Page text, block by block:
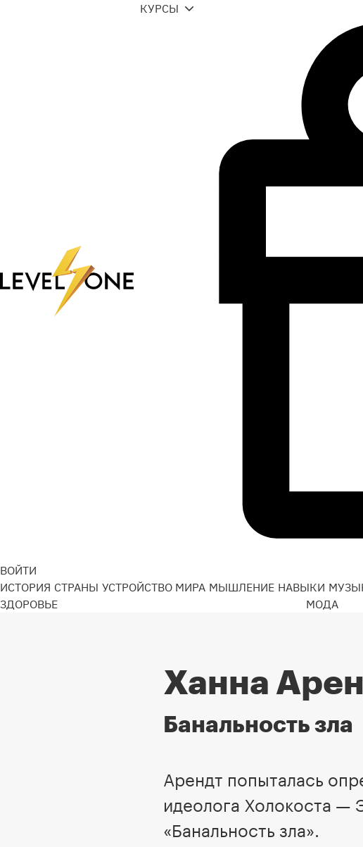
ВОЙТИ
КУРСЫ
ИСТОРИЯ СТРАНЫ УСТРОЙСТВО МИРА МЫШЛЕНИЕ НАВЫКИ
ЗДОРОВЬЕ
МОДА
Ханна
Банальность зла
Арендт попыталась
идеолога Холокоста —
«Банальность зла».